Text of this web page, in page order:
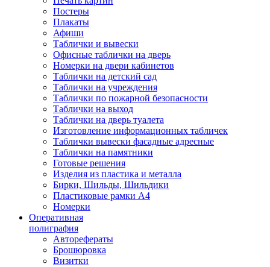
Постеры
Плакаты
Афиши
Таблички и вывески
Офисные таблички на дверь
Номерки на двери кабинетов
Таблички на детский сад
Таблички на учреждения
Таблички по пожарной безопасности
Таблички на выход
Таблички на дверь туалета
Изготовление информационных табличек
Таблички вывески фасадные адресные
Таблички на памятники
Готовые решения
Изделия из пластика и металла
Бирки, Шильды, Шильдики
Пластиковые рамки А4
Номерки
Оперативная
полиграфия
Авторефераты
Брошюровка
Визитки